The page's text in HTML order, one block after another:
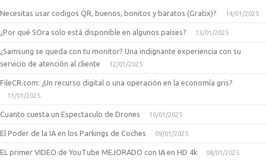
Necesitas usar codigos QR, buenos, bonitos y baratos (Gratix)? 14/01/2025
¿Por qué SOra solo está disponible en algunos países? 13/01/2025
¿Samsung se queda con tu monitor? Una indignante experiencia con su
servicio de atención al cliente
12/01/2025
FileCR.com: ¿Un recurso digital o una operación en la economía gris?
11/01/2025
Cuanto cuesta un Espectaculo de Drones 10/01/2025
El Poder de la IA en los Parkings de Coches 09/01/2025
EL primer VIDEO de YouTube MEJORADO con IA en HD 4k 08/01/2025